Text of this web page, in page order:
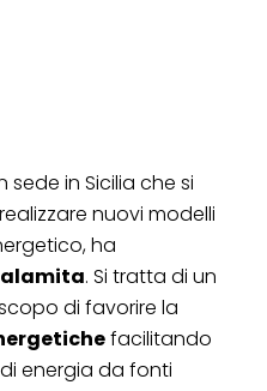
in Sicilia che si
nuovi modelli
ha
. Si tratta di un
di favorire la
facilitando
energia da fonti